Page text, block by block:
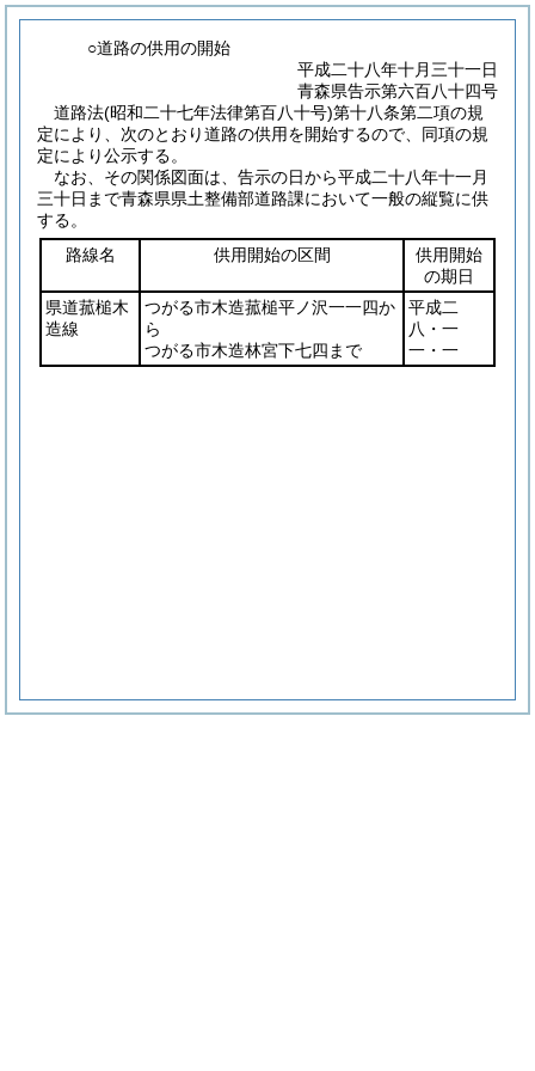
○道路の供用の開始
平成二十八年十月三十一日
青森県告示第六百八十四号
道路法(昭和二十七年法律第百八十号)第十八条第二項の規
定により、次のとおり道路の供用を開始するので、同項の規
定により公示する。
なお、その関係図面は、告示の日から平成二十八年十一月
三十日まで青森県県土整備部道路課において一般の縦覧に供
する。
路線名
供用開始の区間
供用開始
の期日
県道菰槌木
造線
つがる市木造菰槌平ノ沢一一四か
ら
つがる市木造林宮下七四まで
平成二
八・一
一・一